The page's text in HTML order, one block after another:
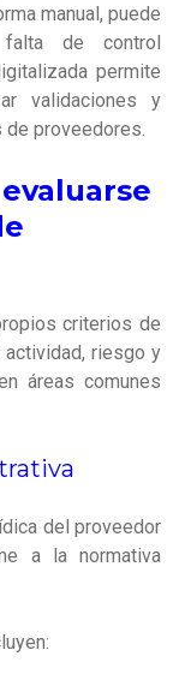
manual, puede
falta de control
permite
validaciones y
proveedores.
criterios de
riesgo y
áreas comunes
del proveedor
a la normativa